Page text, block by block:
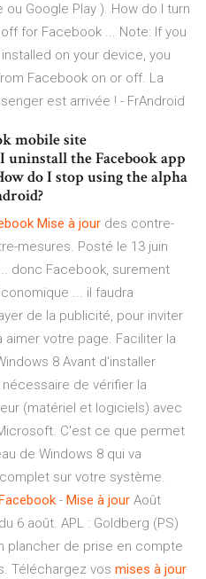
Google Play ). How do I turn
for Facebook ... Note: If you
on your device, you
Facebook on or off. La
est arrivée ! - FrAndroid
mobile site
uninstall the Facebook app
do I stop using the alpha
Mise à jour des contre-
mesures. Posté le 13 juin
donc Facebook, surement
... il faudra
de la publicité, pour inviter
votre page. Faciliter la
8 Avant d'installer
de vérifier la
(matériel et logiciels) avec
C'est ce que permet
de Windows 8 qui va
sur votre système.
Facebook - Mise à jour Août
6 août. APL : Goldberg (PS)
plancher de prise en compte
Téléchargez vos mises à jour